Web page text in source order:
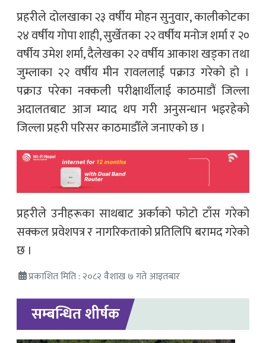
प्रहरीले दोलखाका २३ वर्षीय मोहन सुनुवार, कालीकोटका
२४ वर्षीय गोपा शाही, सुर्खेतका २२ वर्षीय मनोज शर्मा र २०
वर्षीय उमेश शर्मा, दैलेखका २२ वर्षीय आकाश खड्का तथा
जुम्लाका २२ वर्षीय मीन रावललाई पक्राउ गरेको हो ।
पक्राउ परेका नक्कली परीक्षार्थीलाई काठमाडौं जिल्ला
अदालतबाट आज म्याद थप गरी अनुसन्धान भइरहेको
जिल्ला प्रहरी परिसर काठमाडौँले जनाएको छ ।
प्रहरीले उनीहरूका साथबाट अर्काको फोटो टाँस गरेको
सक्कल प्रवेशपत्र र नागरिकताको प्रतिलिपि बरामद गरेको
छ ।
प्रकाशित मिति : २०८२ वैशाख ७ गते आइतबार
सम्बन्धित शीर्षक